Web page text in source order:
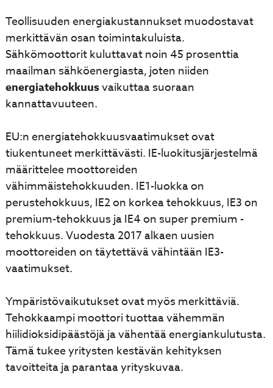
Teollisuuden energiakustannukset muodostavat
merkittävän osan toimintakuluista.
Sähkömoottorit kuluttavat noin 45 prosenttia
maailman sähköenergiasta, joten niiden
energiatehokkuusvaikuttaa suoraan
kannattavuuteen.
EU:n energiatehokkuusvaatimukset ovat
tiukentuneet merkittävästi. IE-luokitusjärjestelmä
määrittelee moottoreiden
vähimmäistehokkuuden. IE1-luokka on
perustehokkuus, IE2 on korkea tehokkuus, IE3 on
premium-tehokkuus ja IE4 on super premium -
tehokkuus. Vuodesta 2017 alkaen uusien
moottoreiden on täytettävä vähintään IE3-
vaatimukset.
Ympäristövaikutukset ovat myös merkittäviä.
Tehokkaampi moottori tuottaa vähemmän
hiilidioksidipäästöjä ja vähentää energiankulutusta.
Tämä tukee yritysten kestävän kehityksen
tavoitteita ja parantaa yrityskuvaa.